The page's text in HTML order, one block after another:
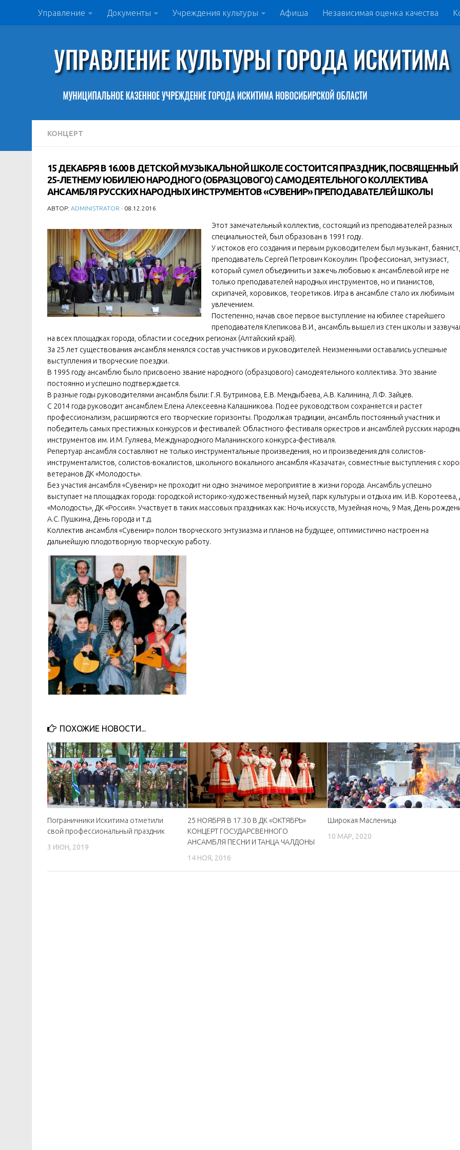
Управление Документы Учреждения культуры Афиша Независимая оценка качества
КОНЦЕРТ
15 ДЕКАБРЯ В 16.00 В ДЕТСКОЙ МУЗЫКАЛЬНОЙ ШКОЛЕ СОСТОИТСЯ ПРАЗДНИК, ПОСВЯЩЕННЫЙ
25-ЛЕТНЕМУ ЮБИЛЕЮ НАРОДНОГО (ОБРАЗЦОВОГО) САМОДЕЯТЕЛЬНОГО КОЛЛЕКТИВА
АНСАМБЛЯ РУССКИХ НАРОДНЫХ ИНСТРУМЕНТОВ «СУВЕНИР» ПРЕПОДАВАТЕЛЕЙ ШКОЛЫ
АВТОР: ADMINISTRATOR · 08.12.2016
Этот замечательный коллектив, состоящий из преподавателей разных
специальностей, был образован в 1991 году.
У истоков его создания и первым руководителем был музыкант, баянист,
преподаватель Сергей Петрович Кокоулин. Профессионал, энтузиаст,
который сумел объединить и зажечь любовью к ансамблевой игре не
только преподавателей народных инструментов, но и пианистов,
скрипачей, хоровиков, теоретиков. Игра в ансамбле стало их любимым
увлечением.
Постепенно, начав свое первое выступление на юбилее старейшего
преподавателя Клепикова В.И., ансамбль вышел из стен школы и
на всех площадках города, области и соседних регионах (Алтайский край).
За 25 лет существования ансамбля менялся состав участников и руководителей. Неизменными оставались успешные
выступления и творческие поездки.
В 1995 году ансамблю было присвоено звание народного (образцового) самодеятельного коллектива. Это звание
постоянно и успешно подтверждается.
В разные годы руководителями ансамбля были: Г.Я. Бутримова, Е.В. Мендыбаева, А.В. Калинина, Л.Ф. Зайцев.
С 2014 года руководит ансамблем Елена Алексеевна Калашникова. Под ее руководством сохраняется и растет
профессионализм, расширяются его творческие горизонты. Продолжая традиции, ансамбль постоянный участник и
победитель самых престижных конкурсов и фестивалей: Областного фестиваля оркестров и ансамблей русских
инструментов им. И.М. Гуляева, Международного Маланинского конкурса-фестиваля.
Репертуар ансамбля составляют не только инструментальные произведения, но и произведения для солистов-
инструменталистов, солистов-вокалистов, школьного вокального ансамбля «Казачата», совместные выступления с
ветеранов ДК «Молодость».
Без участия ансамбля «Сувенир» не проходит ни одно значимое мероприятие в жизни города. Ансамбль успешно
выступает на площадках города: городской историко-художественный музей, парк культуры и отдыха им. И.В. Коротеева,
«Молодость», ДК «Россия». Участвует в таких массовых праздниках как: Ночь искусств, Музейная ночь, 9 Мая, День
А.С. Пушкина, День города и т.д.
Коллектив ансамбля «Сувенир» полон творческого энтузиазма и планов на будущее, оптимистично настроен на
дальнейшую плодотворную творческую работу.
ПОХОЖИЕ НОВОСТИ...
Пограничники Искитима отметили
свой профессиональный праздник
3 ИЮН, 2019
25 НОЯБРЯ В 17.30 В ДК «ОКТЯБРЬ»
КОНЦЕРТ ГОСУДАРСВЕННОГО
АНСАМБЛЯ ПЕСНИ И ТАНЦА ЧАЛДОНЫ
14 НОЯ, 2016
Широкая Масленица
10 МАР, 2020